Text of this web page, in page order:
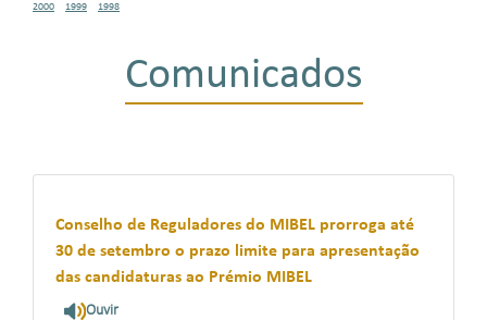
2000
1999 1998
Comunicados
Conselho de Reguladores do MIBEL prorroga até
30 de setembro o prazo limite para apresentação
das candidaturas ao Prémio MIBEL
Ouvir